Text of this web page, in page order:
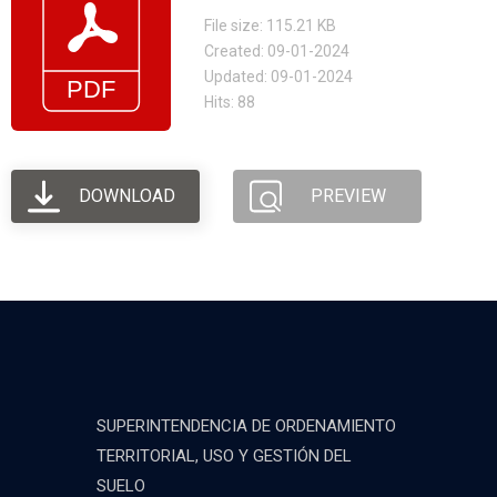
File size: 115.21 KB
Created: 09-01-2024
Updated: 09-01-2024
Hits: 88
DOWNLOAD PREVIEW
SUPERINTENDENCIA DE ORDENAMIENTO
TERRITORIAL, USO Y GESTIÓN DEL
SUELO